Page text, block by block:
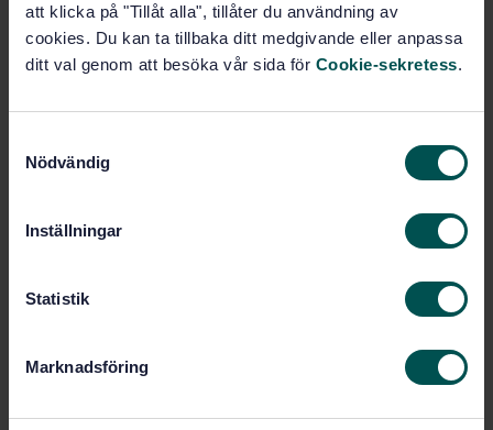
att klicka på "Tillåt alla", tillåter du användning av
cookies. Du kan ta tillbaka ditt medgivande eller anpassa
ditt val genom att besöka vår sida för Cookie-sekretess.
Nödvändig
Inställningar
Statistik
Marknadsföring
Fler alternativ
El- och hybridfordon, SIS/TK
Internationell titel:
Electrically propelled
Part 4: Post crash electrical safety
requirements (ISO 6469-4:2015, IDT)
Utgåva:1